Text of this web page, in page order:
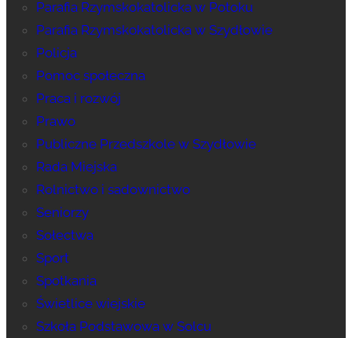
Parafia Rzymskokatolicka w Potoku
Parafia Rzymskokatolicka w Szydłowie
Policja
Pomoc społeczna
Praca i rozwój
Prawo
Publiczne Przedszkole w Szydłowie
Rada Miejska
Rolnictwo i sadownictwo
Seniorzy
Sołectwa
Sport
Spotkania
Świetlice wiejskie
Szkoła Podstawowa w Solcu